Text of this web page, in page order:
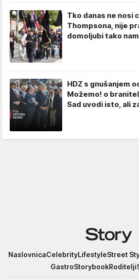
Tko danas ne nosi
Thompsona, nije
domoljubi tako
HDZ s gnušanjem
Možemo! o
Sad uvodi isto, ali
Story
NaslovnicaCelebrityLifestyleStreet
GastroStorybookRoditelji